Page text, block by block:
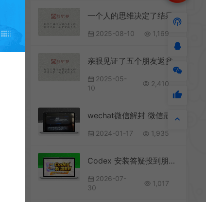
一个人的思维决定了结果
2025-08-10 1,169
亲眼见证了五个朋友返贫
2025-05-
10
2,410
wechat微信解封 微信最新1月解封思路
2024-01-17 1,935
Codex 安装答疑投到朋友圈，这需求有多猛？
2026-07-
30
1,017